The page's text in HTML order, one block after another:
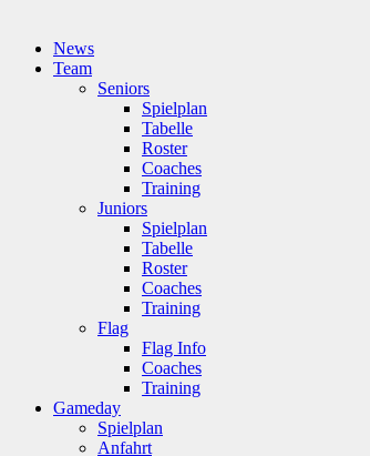
News
Team
Seniors
Spielplan
Tabelle
Roster
Coaches
Training
Juniors
Spielplan
Tabelle
Roster
Coaches
Training
Flag
Flag Info
Coaches
Training
Gameday
Spielplan
Anfahrt